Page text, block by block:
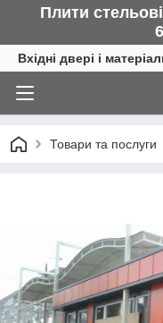
Плити
Вхідні двері і
Товари та послуги